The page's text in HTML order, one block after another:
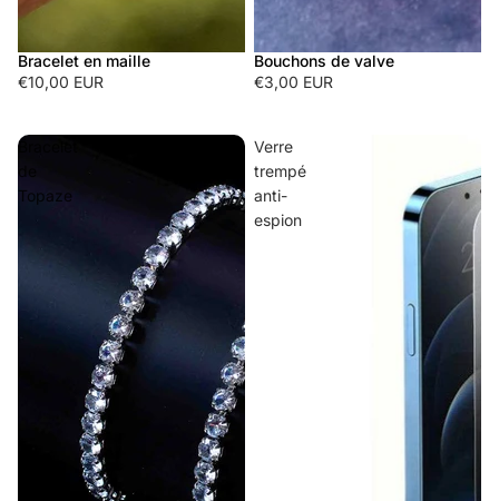
Bracelet en maille
€10,00 EUR
Bouchons de valve
€3,00 EUR
Bracelet
Topaze
Verre
trempé
anti-
espion